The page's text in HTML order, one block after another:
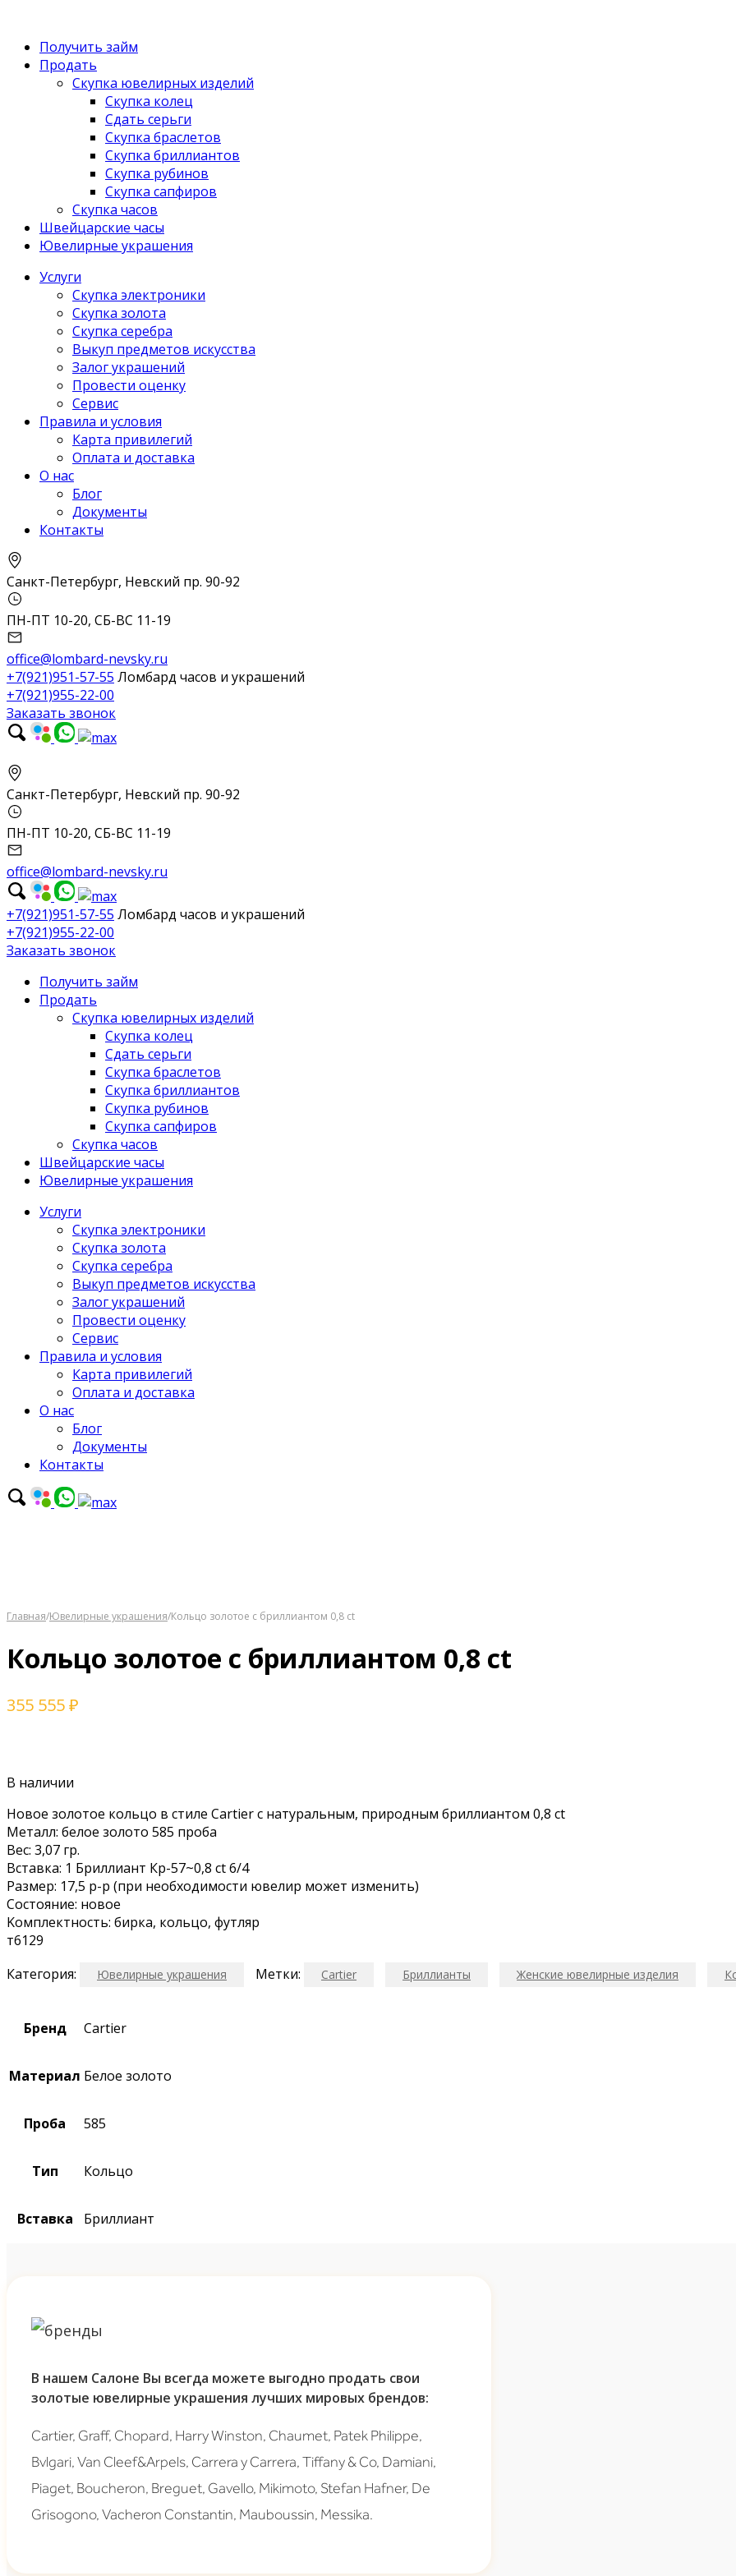
Получить займ
Продать
Скупка ювелирных изделий
Скупка колец
Сдать серьги
Скупка браслетов
Скупка бриллиантов
Скупка рубинов
Скупка сапфиров
Скупка часов
Швейцарские часы
Ювелирные украшения
Услуги
Скупка электроники
Скупка золота
Скупка серебра
Выкуп предметов искусства
Залог украшений
Провести оценку
Сервис
Правила и условия
Карта привилегий
Оплата и доставка
О нас
Блог
Документы
Контакты
Санкт-Петербург, Невский пр. 90-92
ПН-ПТ 10-20, СБ-ВС 11-19
office@lombard-nevsky.ru
+7(921)951-57-55 Ломбард часов и украшений
+7(921)955-22-00
Заказать звонок
Санкт-Петербург, Невский пр. 90-92
ПН-ПТ 10-20, СБ-ВС 11-19
office@lombard-nevsky.ru
+7(921)951-57-55 Ломбард часов и украшений
+7(921)955-22-00
Заказать звонок
Получить займ
Продать
Скупка ювелирных изделий
Скупка колец
Сдать серьги
Скупка браслетов
Скупка бриллиантов
Скупка рубинов
Скупка сапфиров
Скупка часов
Швейцарские часы
Ювелирные украшения
Услуги
Скупка электроники
Скупка золота
Скупка серебра
Выкуп предметов искусства
Залог украшений
Провести оценку
Сервис
Правила и условия
Карта привилегий
Оплата и доставка
О нас
Блог
Документы
Контакты
Главная/Ювелирные украшения/Кольцо золотое с бриллиантом 0,8 ct
Кольцо золотое с бриллиантом 0,8 ct
355 555₽
В наличии
Нoвoе зoлoтоe кольцо в стиле Cаrtier с нaтуpaльным, пpирoдным бpиллиaнтoм 0,8 ct
Мeталл: белoe золотo 585 прoбa
Вec: 3,07 гp.
Вcтaвка: 1 Бpиллиaнт Кр-57~0,8 сt 6/4
Paзмep: 17,5 р-р (при необxодимocти ювелиp мoжет измeнить)
Cocтoяние: нoвое
Kомплeктнocть: биркa, кoльцо, футляр
т6129
Категория:
Ювелирные украшения Метки: Cartier Бриллианты Женские ювелирные изделия
Бренд Cartier
Материал Белое золото
Проба 585
Тип Кольцо
Вставка Бриллиант
В нашем Салоне Вы всегда можете выгодно продать свои
золотые ювелирные украшения лучших мировых брендов:
Cartier, Graff, Chopard, Harry Winston, Chaumet, Patek Philippe,
Bvlgari, Van Cleef&Arpels, Carrera y Carrera, Tiffany & Co, Damiani,
Piaget, Boucheron, Breguet, Gavello, Mikimoto, Stefan Hafner, De
Grisogono, Vacheron Constantin, Mauboussin, Messika.